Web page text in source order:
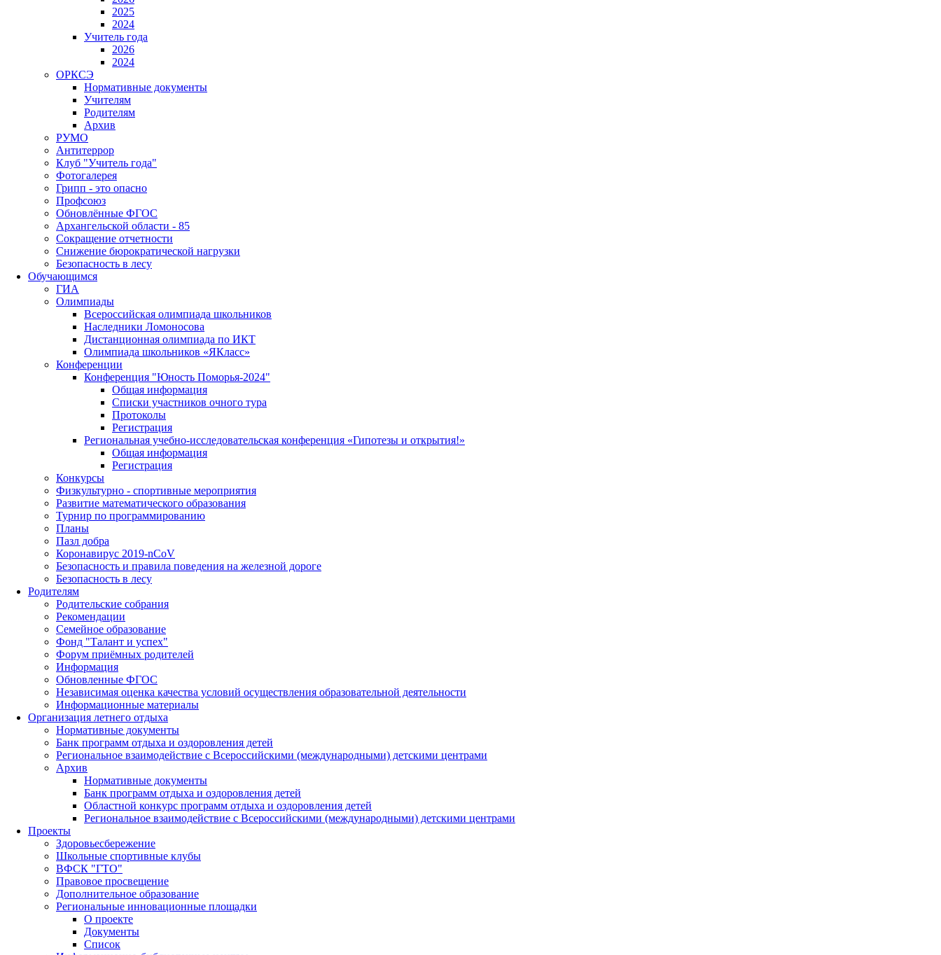
2025
2024
Учитель года
2026
2024
ОРКСЭ
Нормативные документы
Учителям
Родителям
Архив
РУМО
Антитеррор
Клуб "Учитель года"
Фотогалерея
Грипп - это опасно
Профсоюз
Обновлённые ФГОС
Архангельской области - 85
Сокращение отчетности
Снижение бюрократической нагрузки
Безопасность в лесу
Обучающимся
ГИА
Олимпиады
Всероссийская олимпиада школьников
Наследники Ломоносова
Дистанционная олимпиада по ИКТ
Олимпиада школьников «ЯКласс»
Конференции
Конференция "Юность Поморья-2024"
Общая информация
Списки участников очного тура
Протоколы
Регистрация
Региональная учебно-исследовательская конференция «Гипотезы и открытия!»
Общая информация
Регистрация
Конкурсы
Физкультурно - спортивные мероприятия
Развитие математического образования
Турнир по программированию
Планы
Пазл добра
Коронавирус 2019-nCoV
Безопасность и правила поведения на железной дороге
Безопасность в лесу
Родителям
Родительские собрания
Рекомендации
Семейное образование
Фонд "Талант и успех"
Форум приёмных родителей
Информация
Обновленные ФГОС
Независимая оценка качества условий осуществления образовательной деятельности
Информационные материалы
Организация летнего отдыха
Нормативные документы
Банк программ отдыха и оздоровления детей
Региональное взаимодействие с Всероссийскими (международными) детскими центрами
Архив
Нормативные документы
Банк программ отдыха и оздоровления детей
Областной конкурс программ отдыха и оздоровления детей
Региональное взаимодействие с Всероссийскими (международными) детскими центрами
Проекты
Здоровьесбережение
Школьные спортивные клубы
ВФСК "ГТО"
Правовое просвещение
Дополнительное образование
Региональные инновационные площадки
О проекте
Документы
Список